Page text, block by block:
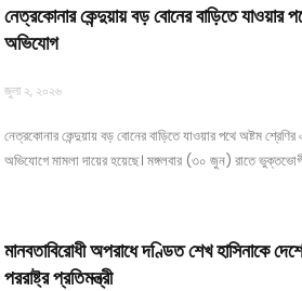
নেত্রকোনার কেন্দুয়ায় বড় বোনের বাড়িতে যাওয়ার
অভিযোগ
জুলা ২, ২০২৬
নেত্রকোনার কেন্দুয়ায় বড় বোনের বাড়িতে যাওয়ার পথে অষ্টম
অভিযোগে মামলা দায়ের হয়েছে। মঙ্গলবার (৩০ জুন) রাতে
মানবতাবিরোধী অপরাধে দণ্ডিত শেখ হাসিনাকে
পররাষ্ট্র প্রতিমন্ত্রী